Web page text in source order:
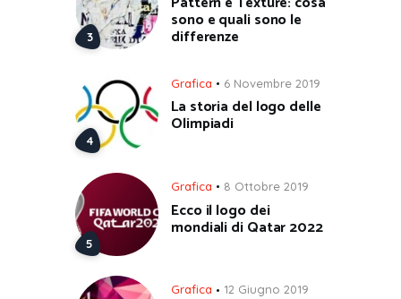
sono e quali sono le
differenze
Grafica 6 Novembre 2019
La storia del logo delle
Olimpiadi
Grafica 8 Ottobre 2019
Ecco il logo dei
mondiali di Qatar 2022
Grafica 12 Giugno 2019